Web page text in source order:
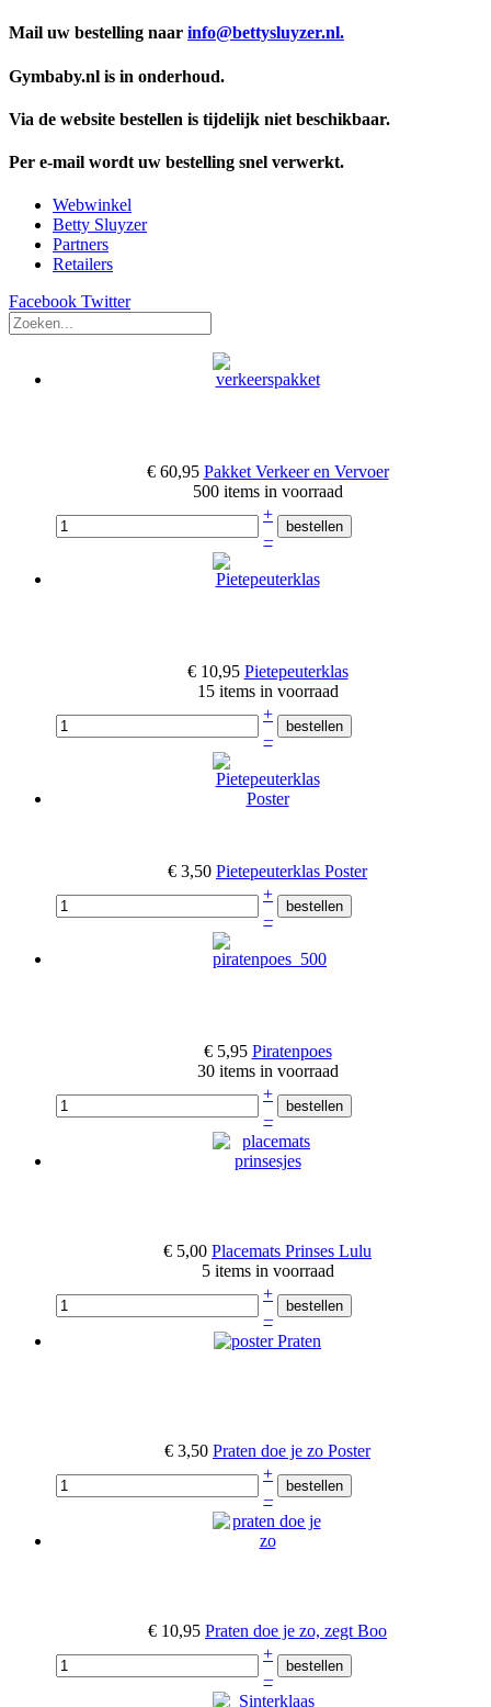
Mail uw bestelling naar info@bettysluyzer.nl.
Gymbaby.nl is in onderhoud.
Via de website bestellen is tijdelijk niet beschikbaar.
Per e-mail wordt uw bestelling snel verwerkt.
Webwinkel
Betty Sluyzer
Partners
Retailers
Facebook Twitter
€ 60,95 Pakket Verkeer en Vervoer
500 items in voorraad
+
–
€ 10,95 Pietepeuterklas
15 items in voorraad
+
–
€ 3,50 Pietepeuterklas Poster
+
–
€ 5,95 Piratenpoes
30 items in voorraad
+
–
€ 5,00 Placemats Prinses Lulu
5 items in voorraad
+
–
€ 3,50 Praten doe je zo Poster
+
–
€ 10,95 Praten doe je zo, zegt Boo
+
–